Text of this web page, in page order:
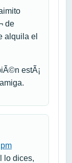
de
alquila el
estÃ¡
lo dices,